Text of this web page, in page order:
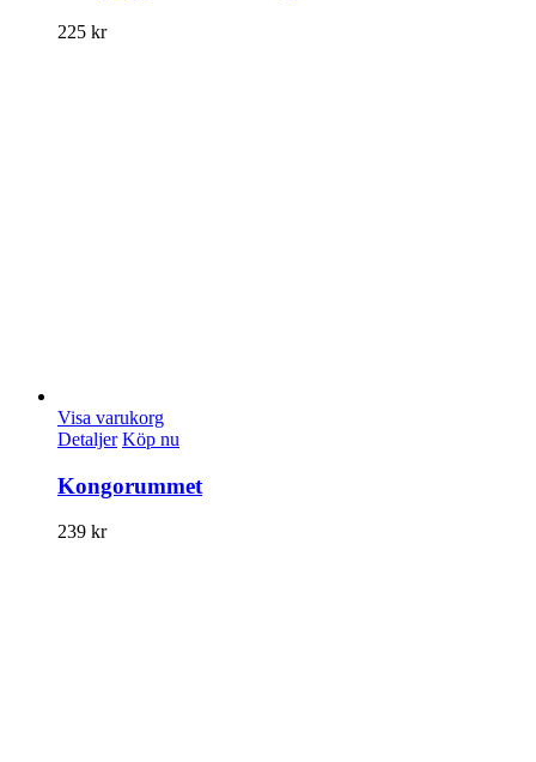
225 kr
Visa varukorg
Detaljer Köp nu
Kongorummet
239 kr